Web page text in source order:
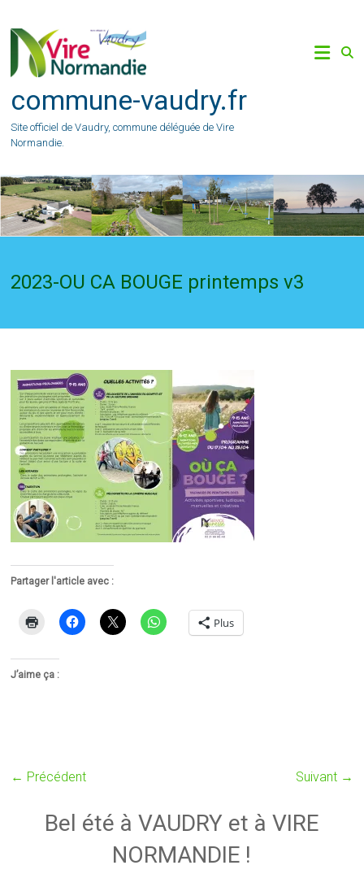
content
commune-vaudry.fr
Site officiel de Vaudry, commune déléguée de Vire
Normandie.
2023-OU CA BOUGE printemps v3
Partager l'article avec :
Plus
J’aime ça :
← Précédent Suivant →
Bel été à VAUDRY et à VIRE
NORMANDIE !